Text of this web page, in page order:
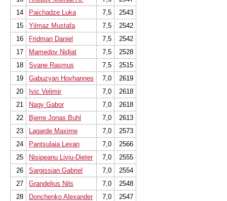
14
Paichadze Luka 7,5
2543
15
Yilmaz Mustafa 7,5
2542
16
Fridman Daniel 7,5
2542
17
Mamedov Nidjat 7,5
2528
18
Svane Rasmus 7,5
2515
19
Gabuzyan Hovhannes 7,0
2619
20
Ivic Velimir 7,0
2618
21
Nagy Gabor 7,0
2618
22
Bjerre Jonas Buhl 7,0
2613
23
Lagarde Maxime 7,0
2573
24
Pantsulaia Levan 7,0
2566
25
Nisipeanu Liviu-Dieter 7,0
2555
26
Sargissian Gabriel 7,0
2554
27
Grandelius Nils 7,0
2548
28
Donchenko Alexander 7,0 2547